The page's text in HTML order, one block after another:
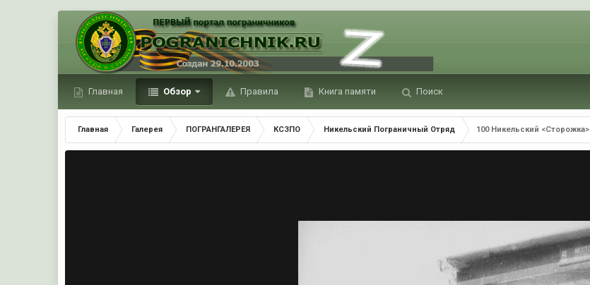
Главная Обзор Правила Книга памяти Поиск
Главная Галерея ПОГРАНГАЛЕРЕЯ КСЗПО Никельский Пограничный Отряд 100 Никельский <Сторожка>